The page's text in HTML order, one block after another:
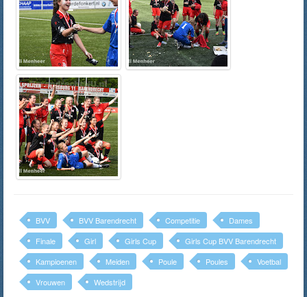
BVV BVV Barendrecht Competitie
Dames
Finale
Girl Girls Cup
Girls Cup BVV Barendrecht
Kampioenen
Meiden Poule Poules
Voetbal
Vrouwen
Wedstrijd